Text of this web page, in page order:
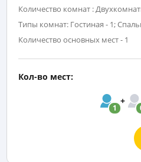
Количество комнат :
Типы комнат: Гостиная - 1;
Количество основных мест - 1
Кол-во мест:
1